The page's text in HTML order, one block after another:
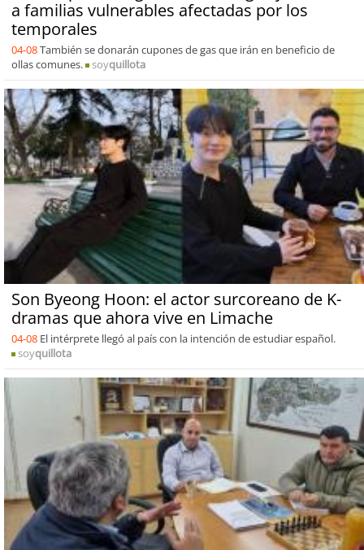
a familias vulnerables afectadas por los
temporales
04-08También se donarán cupones de gas que irán en beneficio de
ollas comunes.
soyquillota
Son Byeong Hoon: el actor surcoreano de K-
dramas que ahora vive en Limache
04-08 El intérprete llegó al país con la intención de estudiar español.
soyquillota